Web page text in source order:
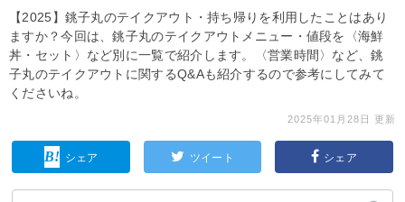
【2025】銚子丸のテイクアウト・持ち帰りを利用したことはあり
ますか？今回は、銚子丸のテイクアウトメニュー・値段を〈海鮮
丼・セット〉など別に一覧で紹介します。〈営業時間〉など、銚
子丸のテイクアウトに関するQ&Aも紹介するので参考にしてみて
くださいね。
2025年01月28日 更新
シェア ツイート シェア